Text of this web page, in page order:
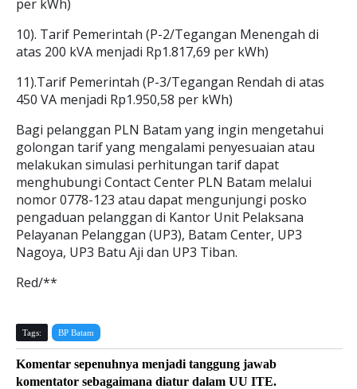
per kWh)
10). Tarif Pemerintah (P-2/Tegangan Menengah di
atas 200 kVA menjadi Rp1.817,69 per kWh)
11).Tarif Pemerintah (P-3/Tegangan Rendah di atas
450 VA menjadi Rp1.950,58 per kWh)
Bagi pelanggan PLN Batam yang ingin mengetahui
golongan tarif yang mengalami penyesuaian atau
melakukan simulasi perhitungan tarif dapat
menghubungi Contact Center PLN Batam melalui
nomor 0778-123 atau dapat mengunjungi posko
pengaduan pelanggan di Kantor Unit Pelaksana
Pelayanan Pelanggan (UP3), Batam Center, UP3
Nagoya, UP3 Batu Aji dan UP3 Tiban.
Red/**
Tags: BP Batam
Komentar sepenuhnya menjadi tanggung jawab
komentator sebagaimana diatur dalam UU ITE.